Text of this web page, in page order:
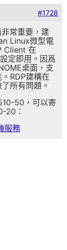
#1728
常重要，建
Linux微型電
Client 在
定即用。因爲
桌面，支
RDP建構在
所有問題。
50，可以寄
20：
服務